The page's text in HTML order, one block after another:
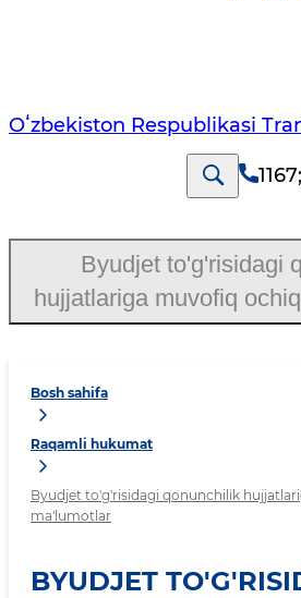
Oʻzbekiston Respublikasi
1167;
Bosh sahifa
Raqamli hukumat
Byudjet to'g'risidagi qonunchilik
ma'lumotlar
BYUDJET
Byudjet to'g'risidagi
hujjatlariga muvofiq